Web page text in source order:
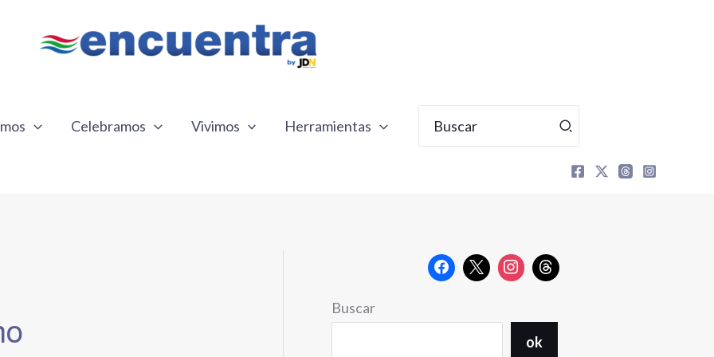
Celebramos Vivimos Herramientas
por:
Buscar
ok